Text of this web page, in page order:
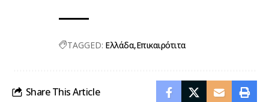
TAGGED: Ελλάδα Επικαιρότιτα
Share This Article